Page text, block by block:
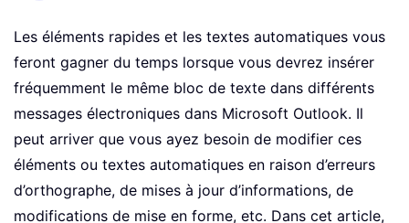
Les éléments rapides et les textes automatiques vous
feront gagner du temps lorsque vous devrez insérer
fréquemment le même bloc de texte dans différents
messages électroniques dans Microsoft Outlook. Il
peut arriver que vous ayez besoin de modifier ces
éléments ou textes automatiques en raison d’erreurs
d’orthographe, de mises à jour d’informations, de
modifications de mise en forme, etc. Dans cet article,